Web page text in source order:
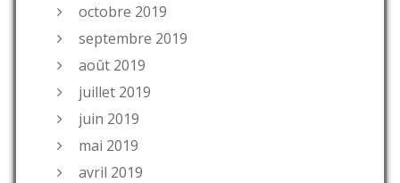
octobre 2019
septembre 2019
août 2019
juillet 2019
juin 2019
mai 2019
avril 2019